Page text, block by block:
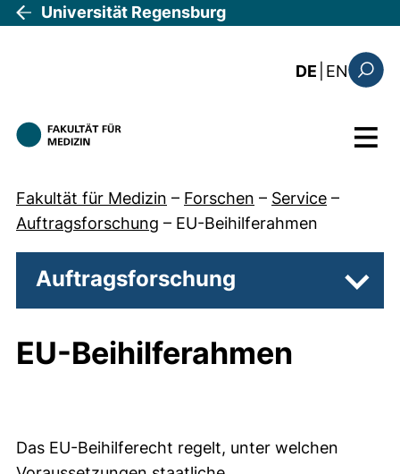
Direkt zum Inhalt
Universität Regensburg
DE EN: the
Menü
Fakultät für Medizin – Forschen – Service –
Auftragsforschung – EU-Beihilferahmen
Auftragsforschung
EU-Beihilferahmen
Das EU-Beihilferecht regelt, unter welchen